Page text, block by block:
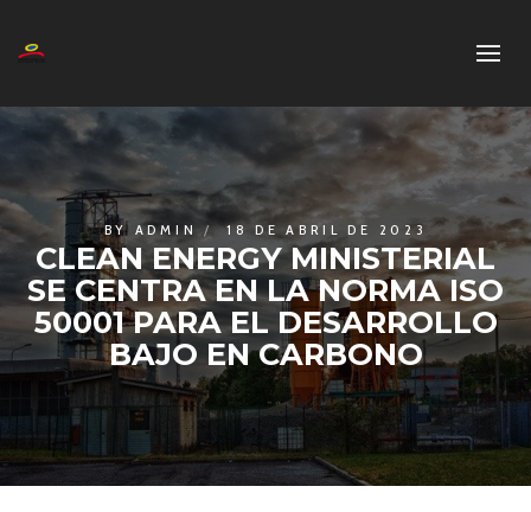
BY ADMIN 18 DE ABRIL DE 2023
CLEAN ENERGY MINISTERIAL
SE CENTRA EN LA NORMA ISO
50001 PARA EL DESARROLLO
BAJO EN CARBONO